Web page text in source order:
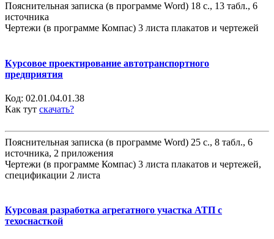
Пояснительная записка (в программе Word) 18 с., 13 табл., 6
источника
Чертежи (в программе Компас) 3 листа плакатов и чертежей
Курсовое проектирование автотранспортного
предприятия
Код: 02.01.04.01.38
Как тут скачать?
Пояснительная записка (в программе Word) 25 с., 8 табл., 6
источника, 2 приложения
Чертежи (в программе Компас) 3 листа плакатов и чертежей,
спецификации 2 листа
Курсовая разработка агрегатного участка АТП с
техоснасткой